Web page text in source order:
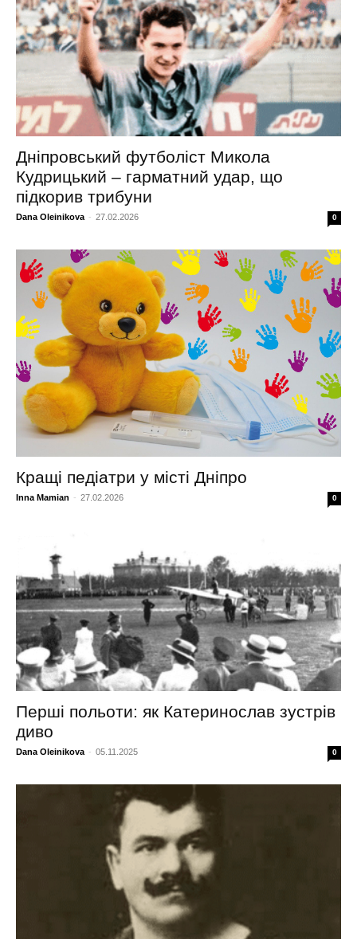
Дніпровський футболіст Микола
Кудрицький – гарматний удар, що
підкорив трибуни
Dana Oleinikova - 27.02.2026 0
Кращі педіатри у місті Дніпро
Inna Mamian - 27.02.2026 0
Перші польоти: як Катеринослав зустрів
диво
Dana Oleinikova - 05.11.2025 0